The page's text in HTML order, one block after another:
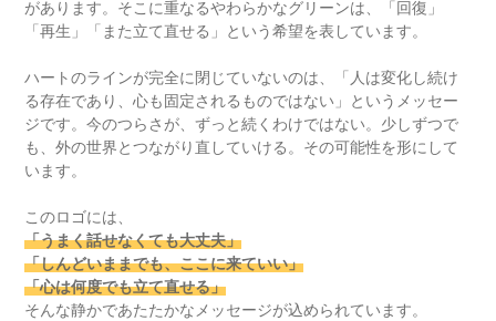
があります。そこに重なるやわらかなグリーンは、「回復」
「再生」「また立て直せる」という希望を表しています。
ハートのラインが完全に閉じていないのは、「人は変化し続け
る存在であり、心も固定されるものではない」というメッセー
ジです。今のつらさが、ずっと続くわけではない。少しずつで
も、外の世界とつながり直していける。その可能性を形にして
います。
このロゴには、
「うまく話せなくても大丈夫」
「しんどいままでも、ここに来ていい」
「心は何度でも立て直せる」
そんな静かであたたかなメッセージが込められています。